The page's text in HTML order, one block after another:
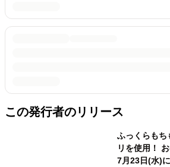
この発行者のリリース
ふっくらもち
リを使用！
7月23日(水)